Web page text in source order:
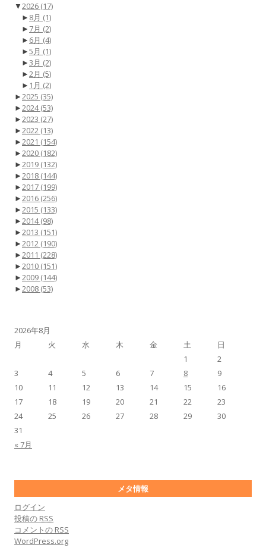
▼2026 (17)
► 8月 (1)
► 7月 (2)
► 6月 (4)
►5月 (1)
►3月 (2)
►2月 (5)
► 1月 (2)
►2025 (35)
►2024(53)
►2023 (27)
►2022 (13)
►2021 (154)
►2020 (182)
►2019 (132)
►2018 (144)
►2017 (199)
►2016 (256)
►2015 (133)
►2014(98)
►2013 (151)
►2012 (190)
►2011 (228)
►2010 (151)
►2009 (144)
►2008 (53)
2026年8月
月
火 水 木 金 土 日
« 7月
1
2
3
4 5 6 7 8
9
10
11 12 13 14 15
16
17
18 19 20 21 22
23
24
25 26 27 28 29
30
31
メタ情報
ログイン
投稿の RSS
コメントの RSS
WordPress.org